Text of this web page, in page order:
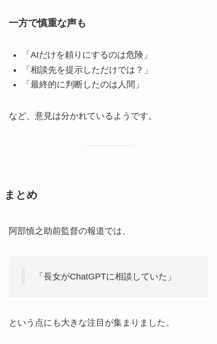
一方で慎重な声も
「AIだけを頼りにするのは危険」
「相談先を提示しただけでは？」
「最終的に判断したのは人間」
など、意見は分かれているようです。
まとめ
阿部慎之助前監督の報道では、
「長女がChatGPTに相談していた」
という点にも大きな注目が集まりました。